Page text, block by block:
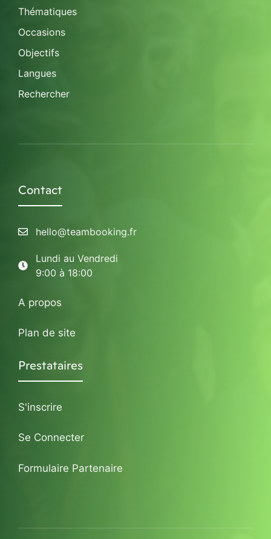
Thématiques
Occasions
Objectifs
Langues
Rechercher
Contact
hello@teambooking.fr
Lundi au Vendredi
9:00 à 18:00
A propos
Plan de site
Prestataires
S'inscrire
Se Connecter
Formulaire Partenaire